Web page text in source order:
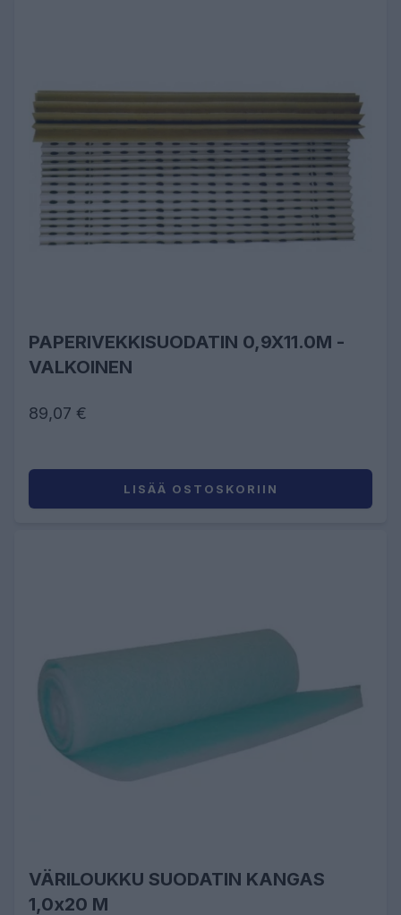
PAPERIVEKKISUODATIN 0,9X11.0M -
VALKOINEN
89,07 €
LISÄÄ OSTOSKORIIN
VÄRILOUKKU SUODATIN KANGAS
1,0x20 M